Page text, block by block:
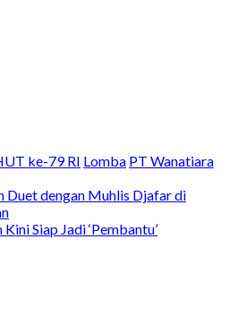
ke-79 RI Lomba PT Wanatiara
Duet dengan Muhlis Djafar di
Siap Jadi ‘Pembantu’